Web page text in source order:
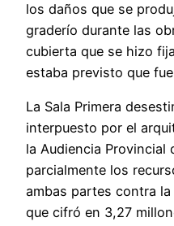
los daños que se
graderío durante las
cubierta que se hizo
estaba previsto que
La Sala Primera
interpuesto por el
la Audiencia Provincial
parcialmente los
ambas partes contra
que cifró en 3,27